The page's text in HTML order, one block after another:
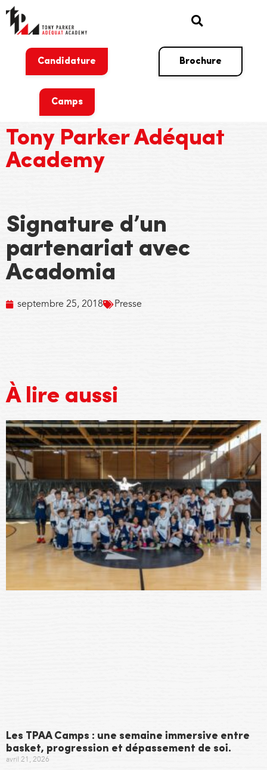
Candidature Brochure
Camps
Tony Parker Adéquat
Academy
Signature d’un
partenariat avec
Acadomia
septembre 25, 2018 Presse
À lire aussi
Les TPAA Camps : une semaine immersive entre
basket, progression et dépassement de soi.
avril 21, 2026